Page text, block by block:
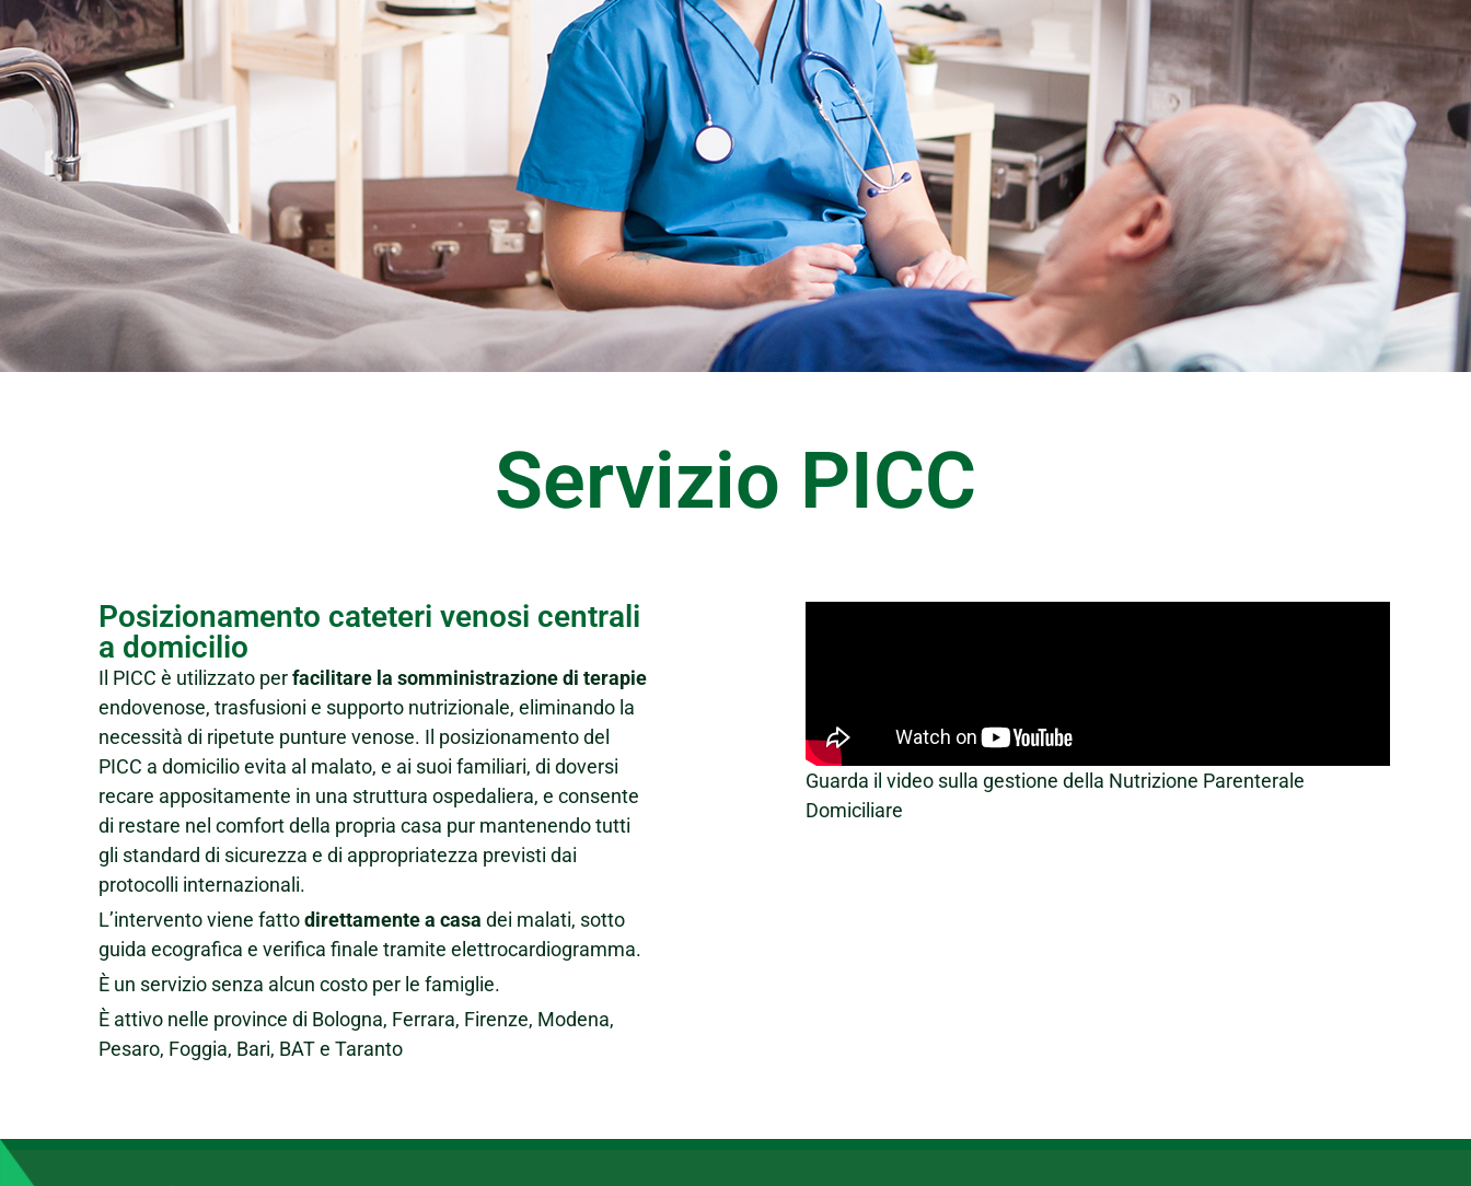
Servizio PICC
Posizionamento cateteri venosi centrali
a domicilio
Il PICC è utilizzato perfacilitare la somministrazione di terapie
endovenose, trasfusioni e supporto nutrizionale, eliminando la
necessità di ripetute punture venose. Il posizionamento del
PICC a domicilio evita al malato, e ai suoi familiari, di doversi
recare appositamente in una struttura ospedaliera, e consente
di restare nel comfort della propria casa pur mantenendo tutti
gli standard di sicurezza e di appropriatezza previsti dai
protocolli internazionali.
L’intervento viene fattodirettamente a casa dei malati, sotto
guida ecografica e verifica finale tramite elettrocardiogramma.
È un servizio senza alcun costo per le famiglie.
È attivo nelle province di Bologna, Ferrara, Firenze, Modena,
Pesaro, Foggia, Bari, BAT e Taranto
Guarda il video sulla gestione della Nutrizione Parenterale
Domiciliare